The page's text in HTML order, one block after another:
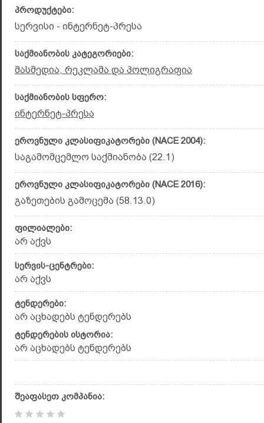
პროდუქტები:
სერვისი - ინტერნეტ-პრესა
საქმიანობის კატეგორიები:
მასმედია, რეკლამა და პოლიგრაფია
საქმიანობის სფერო:
ინტერნეტ-პრესა
ეროვნული კლასიფიკატორები (NACE 2004):
საგამომცემლო საქმიანობა (22.1)
ეროვნული კლასიფიკატორები (NACE 2016):
გაზეთების გამოცემა (58.13.0)
ფილიალები:
არ აქვს
სერვის-ცენტრები:
არ აქვს
ტენდერები:
არ აცხადებს ტენდერებს
ტენდერების ისტორია:
არ აცხადებს ტენდერებს
შეაფასეთ კომპანია: